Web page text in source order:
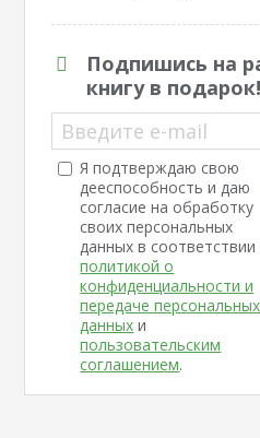
Подпишись на
книгу в подарок!
Введите e-mail
Я подтверждаю свою
дееспособность и даю
согласие на обработку
своих персональных
данных в соответствии
политикой о
конфиденциальности и
передаче персональных
данных и
пользовательским
соглашением.